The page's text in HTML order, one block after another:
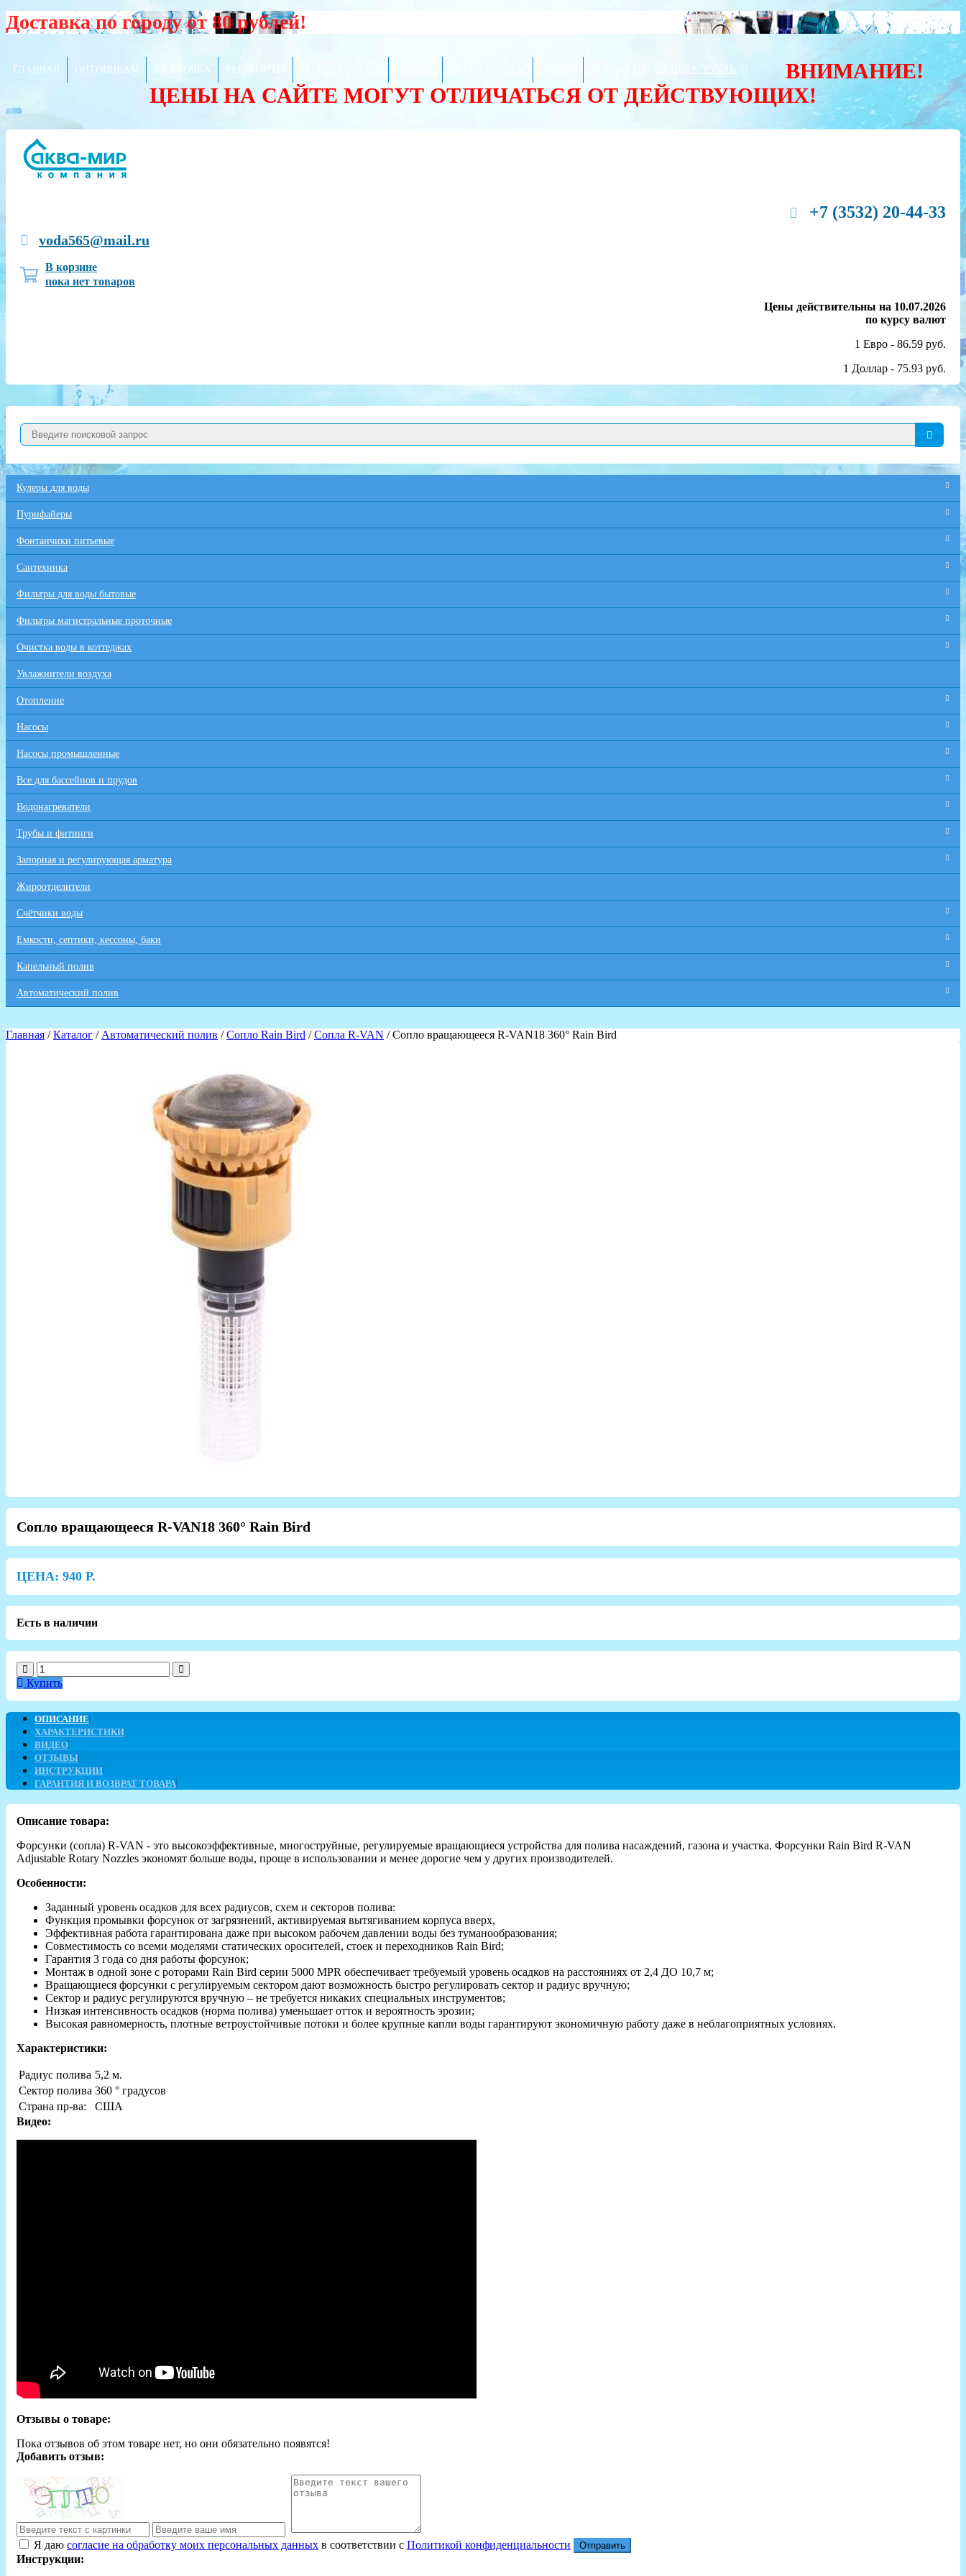
Доставка по городу от 80 рублей!
ГЛАВНАЯ ОПТОВИКАМ РАССРОЧКА РЕКВИЗИТЫ ВАЛЮТА: РУБЛЬ
ВНИМАНИЕ!
ЦЕНЫ НА САЙТЕ МОГУТ ОТЛИЧАТЬСЯ ОТ ДЕЙСТВУЮЩИХ!
+7 (3532) 20-44-33
voda565@mail.ru
В корзине
пока нет товаров
Цены действительны на 10.07.2026
по курсу валют
1 Евро - 86.59 руб.
1 Доллар - 75.93 руб.
Кулеры для воды
Пурифайеры
Фонтанчики питьевые
Сантехника
Фильтры для воды бытовые
Фильтры магистральные проточные
Очистка воды в коттеджах
Увлажнители воздуха
Отопление
Насосы
Насосы промышленные
Все для бaссейнов и прудов
Водонагреватели
Трубы и фитинги
Запорная и регулирующая арматура
Жироотделители
Счётчики воды
Емкости, септики, кессоны, баки
Капельный полив
Автоматический полив
Главная /Каталог / Автоматический полив /Сопло Rain Bird /Сопла R-VAN / Сопло вращающееся R-VAN18 360° Rain Bird
Сопло вращающееся R-VAN18 360° Rain Bird
ЦЕНА: 940 Р.
Есть в наличии
Купить
ОПИСАНИЕ
ХАРАКТЕРИСТИКИ
ВИДЕО
ОТЗЫВЫ
ИНСТРУКЦИИ
ГАРАНТИЯ И ВОЗВРАТ ТОВАРА
Описание товара:
Форсунки (сопла) R-VAN - это высокоэффективные, многоструйные, регулируемые вращающиеся устройства для полива насаждений, газона и участка. Форсунки Rain Bird R-VAN
Adjustable Rotary Nozzles экономят больше воды, проще в использовании и менее дорогие чем у других производителей.
Особенности:
Заданный уровень осадков для всех радиусов, схем и секторов полива:
Функция промывки форсунок от загрязнений, активируемая вытягиванием корпуса вверх,
Эффективная работа гарантирована даже при высоком рабочем давлении воды без туманообразования;
Совместимость со всеми моделями статических оросителей, стоек и переходников Rain Bird;
Гарантия 3 года со дня работы форсунок;
Монтаж в одной зоне с роторами Rain Bird серии 5000 MPR обеспечивает требуемый уровень осадков на расстояниях от 2,4 ДО 10,7 м;
Вращающиеся форсунки с регулируемым сектором дают возможность быстро регулировать сектор и радиус вручную;
Сектор и радиус регулируются вручную – не требуется никаких специальных инструментов;
Низкая интенсивность осадков (норма полива) уменьшает отток и вероятность эрозии;
Высокая равномерность, плотные ветроустойчивые потоки и более крупные капли воды гарантируют экономичную работу даже в неблагоприятных условиях.
Характеристики:
Радиус полива 5,2 м.
Сектор полива 360 ° градусов
Страна пр-ва:
США
Видео:
Отзывы о товаре:
Пока отзывов об этом товаре нет, но они обязательно появятся!
Добавить отзыв:
Я даю согласие на обработку моих персональных данных в соответствии с Политикой конфиденциальности Отправить
Инструкции: